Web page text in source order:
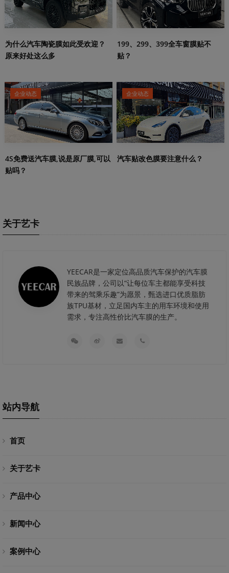
为什么汽车陶瓷膜如此受欢迎？
原来好处这么多
199、299、399全车窗膜贴不
贴？
企业动态
4S免费送汽车膜,说是原厂膜,可以
贴吗？
企业动态
汽车贴改色膜要注意什么？
关于艺卡
YEECAR是一家定位高品质汽车保护的汽车膜
民族品牌，公司以“让每位车主都能享受科技
带来的驾乘乐趣”为愿景，甄选进口优质脂肪
族TPU基材，立足国内车主的用车环境和使用
需求，专注高性价比汽车膜的生产。
站内导航
首页
关于艺卡
产品中心
新闻中心
案例中心